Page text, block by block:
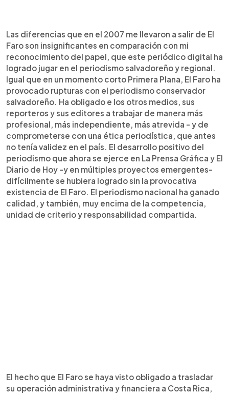
Las diferencias que en el 2007 me llevaron a salir de El
Faro son insignificantes en comparación con mi
reconocimiento del papel, que este periódico digital ha
logrado jugar en el periodismo salvadoreño y regional.
Igual que en un momento corto Primera Plana, El Faro ha
provocado rupturas con el periodismo conservador
salvadoreño. Ha obligado e los otros medios, sus
reporteros y sus editores a trabajar de manera más
profesional, más independiente, más atrevida - y de
comprometerse con una ética periodística, que antes
no tenía validez en el país. El desarrollo positivo del
periodismo que ahora se ejerce en La Prensa Gráfica y El
Diario de Hoy -y en múltiples proyectos emergentes-
difícilmente se hubiera logrado sin la provocativa
existencia de El Faro. El periodismo nacional ha ganado
calidad, y también, muy encima de la competencia,
unidad de criterio y responsabilidad compartida.
El hecho que El Faro se haya visto obligado a trasladar
su operación administrativa y financiera a Costa Rica,